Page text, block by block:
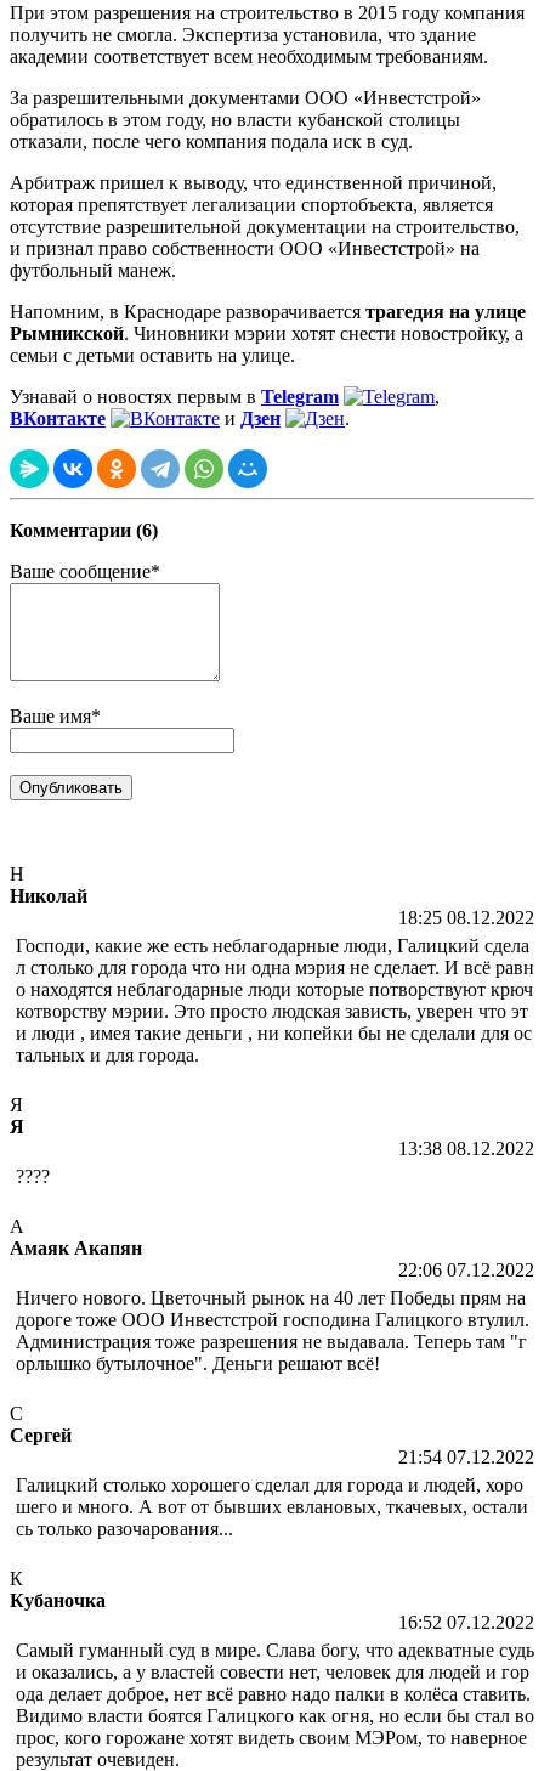
При этом разрешения на строительство в 2015 году компания
получить не смогла. Экспертиза установила, что здание
академии соответствует всем необходимым требованиям.
За разрешительными документами ООО «Инвестстрой»
обратилось в этом году, но власти кубанской столицы
отказали, после чего компания подала иск в суд.
Арбитраж пришел к выводу, что единственной причиной,
которая препятствует легализации спортобъекта, является
отсутствие разрешительной документации на строительство,
и признал право собственности ООО «Инвестстрой» на
футбольный манеж.
Напомним, в Краснодаре разворачивается трагедия на улице
Рымникской. Чиновники мэрии хотят снести новостройку, а
семьи с детьми оставить на улице.
Узнавай о новостях первым в Telegram
,
ВКонтакте
и Дзен .
Комментарии (6)
Ваше сообщение*
Ваше имя*
Н
Николай
18:25 08.12.2022
Господи, какие же есть неблагодарные люди, Галицкий сдела
л столько для города что ни одна мэрия не сделает. И всё равн
о находятся неблагодарные люди которые потворствуют крюч
котворству мэрии. Это просто людская зависть, уверен что эт
и люди , имея такие деньги , ни копейки бы не сделали для ос
тальных и для города.
Я
Я
13:38 08.12.2022
????
А
Амаяк Акапян
22:06 07.12.2022
Ничего нового. Цветочный рынок на 40 лет Победы прям на
дороге тоже ООО Инвестстрой господина Галицкого втулил.
Администрация тоже разрешения не выдавала. Теперь там "г
орлышко бутылочное". Деньги решают всё!
С
Сергей
21:54 07.12.2022
Галицкий столько хорошего сделал для города и людей, хоро
шего и много. А вот от бывших евлановых, ткачевых, остали
сь только разочарования...
К
Кубаночка
16:52 07.12.2022
Самый гуманный суд в мире. Слава богу, что адекватные судь
и оказались, а у властей совести нет, человек для людей и гор
ода делает доброе, нет всё равно надо палки в колёса ставить.
Видимо власти боятся Галицкого как огня, но если бы стал во
прос, кого горожане хотят видеть своим МЭРом, то наверное
результат очевиден.